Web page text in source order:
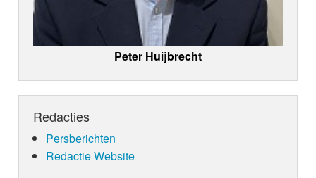
Peter Huijbrecht
Redacties
Persberichten
Redactie Website